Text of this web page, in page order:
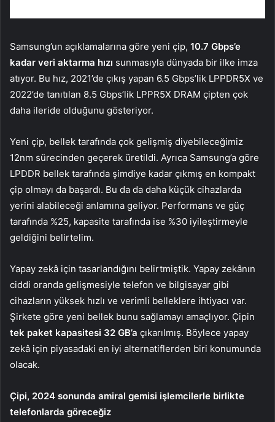
Samsung’un açıklamalarına göre yeni çip, 10.7 Gbps’e
kadar veri aktarma hızı sunmasıyla dünyada bir ilke imza
atıyor. Bu hız, 2021’de çıkış yapan 6.5 Gbps’lik LPPDR5X ve
2022’de tanıtılan 8.5 Gbps’lik LPPR5X DRAM çipten çok
daha ileride olduğunu gösteriyor.
Yeni çip, bellek tarafında çok gelişmiş diyebileceğimiz
12nm sürecinden geçerek üretildi. Ayrıca Samsung’a göre
LPDDR bellek tarafında şimdiye kadar çıkmış en kompakt
çip olmayı da başardı. Bu da da daha küçük cihazlarda
yerini alabileceği anlamına geliyor. Performans ve güç
tarafında %25, kapasite tarafında ise %30 iyileştirmeyle
geldiğini belirtelim.
Yapay zekâ için tasarlandığını belirtmiştik. Yapay zekânın
ciddi oranda gelişmesiyle telefon ve bilgisayar gibi
cihazların yüksek hızlı ve verimli belleklere ihtiyacı var.
Şirkete göre yeni bellek bunu sağlamayı amaçlıyor. Çipin
tek paket kapasitesi 32 GB’a çıkarılmış. Böylece yapay
zekâ için piyasadaki en iyi alternatiflerden biri konumunda
olacak.
Çipi, 2024 sonunda amiral gemisi işlemcilerle birlikte
telefonlarda göreceğiz